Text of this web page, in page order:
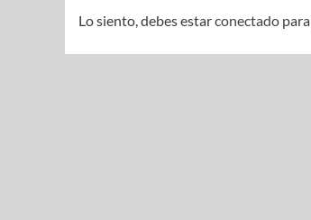
Lo siento, debes estarconectado